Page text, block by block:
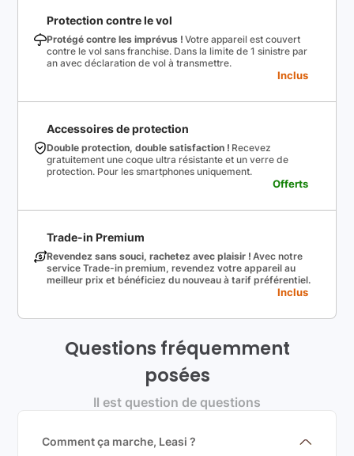
Protection contre le vol
Protégé contre les imprévus ! Votre appareil est couvert
contre le vol sans franchise. Dans la limite de 1 sinistre par
an avec déclaration de vol à transmettre.
Inclus
Accessoires de protection
Double protection, double satisfaction ! Recevez
gratuitement une coque ultra résistante et un verre de
protection. Pour les smartphones uniquement.
Offerts
Trade-in Premium
Revendez sans souci, rachetez avec plaisir ! Avec notre
service Trade-in premium, revendez votre appareil au
meilleur prix et bénéficiez du nouveau à tarif préférentiel.
Inclus
Questions fréquemment
posées
Il est question de questions
Comment ça marche, Leasi ?